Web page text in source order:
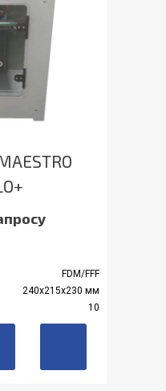
FDM/FFF
240х215х230 мм
10